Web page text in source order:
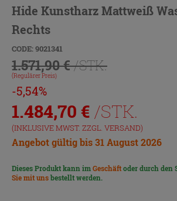
Hide Kunstharz Mattweiß
Rechts
CODE: 9021341
1.571,90 €/STK.
(Regulärer Preis)
-5,54%
1.484,70 € /STK.
(INKLUSIVE MWST. ZZGL. VERSAND)
Angebot gültig bis 31 August 2026
Dieses Produkt kann imGeschäftoder durch den
Sie mit unsbestellt werden.